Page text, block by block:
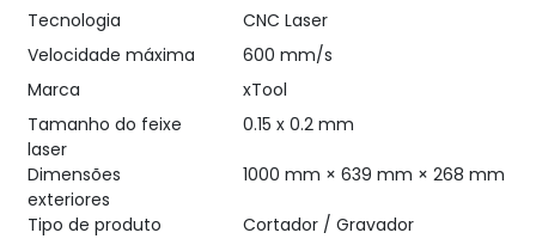
Tecnologia
CNC Laser
Velocidade máxima
600 mm/s
Marca
xTool
Tamanho do feixe
laser
0.15 x 0.2 mm
Dimensões
exteriores
1000 mm × 639 mm × 268 mm
Tipo de produto
Cortador / Gravador